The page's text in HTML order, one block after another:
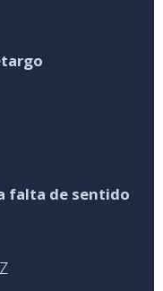
falta de sentido